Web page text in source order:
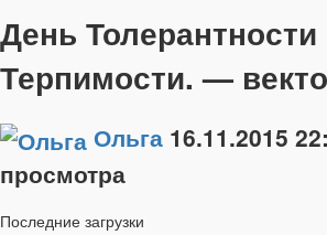
День Толерантности
Терпимости. —
Ольга 16.11.2015
просмотра
Последние загрузки